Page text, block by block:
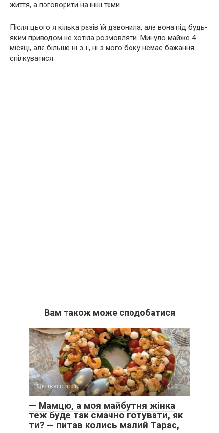
життя, а поговорити на інші теми.
Після цього я кілька разів їй дзвонила, але вона під будь-
яким приводом не хотіла розмовляти. Минуло майже 4
місяці, але більше ні з її, ні з мого боку немає бажання
спілкуватися.
Вам також може сподобатися
Життєві історії 0
— Мамцю, а моя майбутня жінка
теж буде так смачно готувати, як
ти? — питав колись малий Тарас,